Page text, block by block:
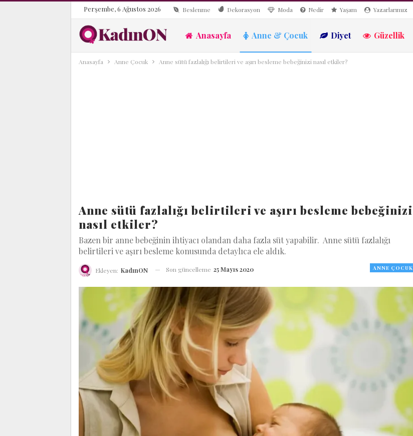
Perşembe, 6 Ağustos 2026 Beslenme Dekorasyon Moda Nedir Yaşam Yazarlarımız
Anasayfa Anne & Çocuk Diyet Güzellik
Anasayfa Anne Çocuk Anne sütü fazlalığı belirtileri ve aşırı besleme bebeğinizi nasıl etkiler?
Anne sütü fazlalığı belirtileri ve aşırı besleme bebeğinizi
nasıl etkiler?
Bazen bir anne bebeğinin ihtiyacı olandan daha fazla süt yapabilir. Anne sütü fazlalığı
belirtileri ve aşırı besleme konusunda detaylıca ele aldık.
ANNE ÇOCUK
Ekleyen: KadınON Son güncelleme 25 Mayıs 2020